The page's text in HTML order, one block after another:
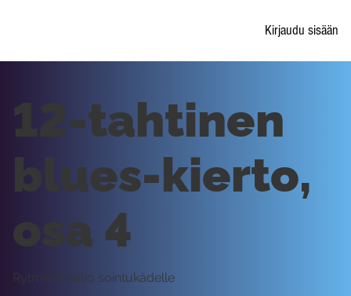
Kirjaudu sisään
12-tahtinen
blues-kierto,
osa 4
Rytmivariaatio sointukädelle